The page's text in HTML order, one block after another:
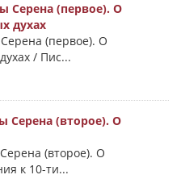
Серена (первое). О
духах
(первое). О
/ Пис...
Серена (второе). О
(второе). О
к 10-ти...